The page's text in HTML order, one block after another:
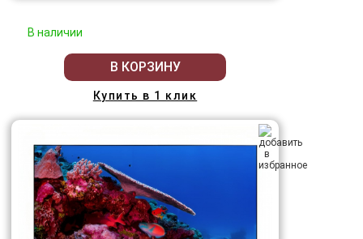
В наличии
В КОРЗИНУ
Купить в 1 клик